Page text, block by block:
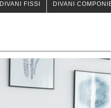
DIVANI FISSI DIVANI